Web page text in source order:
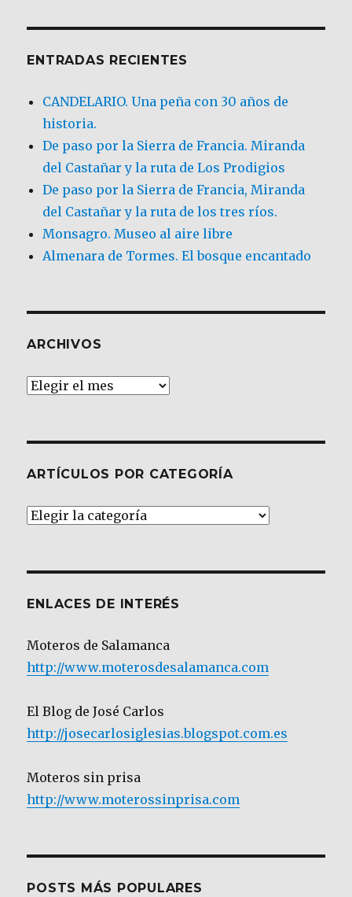
ENTRADAS RECIENTES
CANDELARIO. Una peña con 30 años de
historia.
De paso por la Sierra de Francia. Miranda
del Castañar y la ruta de Los Prodigios
De paso por la Sierra de Francia, Miranda
del Castañar y la ruta de los tres ríos.
Monsagro. Museo al aire libre
Almenara de Tormes. El bosque encantado
ARCHIVOS
Archivos
ARTÍCULOS POR CATEGORÍA
Artículos
ENLACES DE INTERÉS
Moteros de Salamanca
http://www.moterosdesalamanca.com
El Blog de José Carlos
http://josecarlosiglesias.blogspot.com.es
Moteros sin prisa
http://www.moterossinprisa.com
POSTS MÁS POPULARES